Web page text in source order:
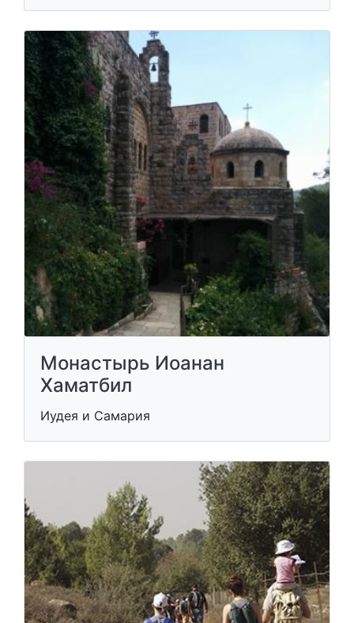
Монастырь Иоанан
Хаматбил
Иудея и Самария